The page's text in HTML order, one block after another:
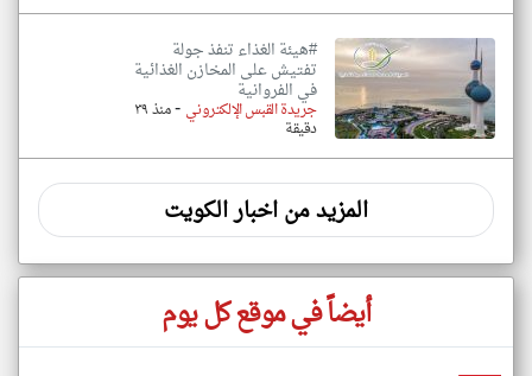
#هيئة الغذاء تنفذ جولة
تفتيش على المخازن الغذائية
في الفروانية
جريدة القبس الإلكتروني - منذ ٣٩
دقيقة
المزيد من اخبار الكويت
أيضاً في موقع كل يوم